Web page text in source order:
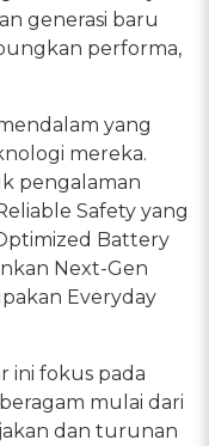
generasi baru
performa,
yang
mereka.
pengalaman
Safety yang
Battery
Next-Gen
Everyday
ini fokus pada
mulai dari
dan turunan